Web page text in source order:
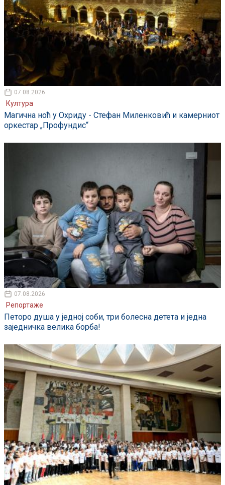
07.08.2026
Култура
Магична ноћ у Охриду - Стефан Миленковић и камерниот
оркестар „Профундис“
07.08.2026
Репортаже
Петоро душа у једној соби, три болесна детета и једна
заједничка велика борба!